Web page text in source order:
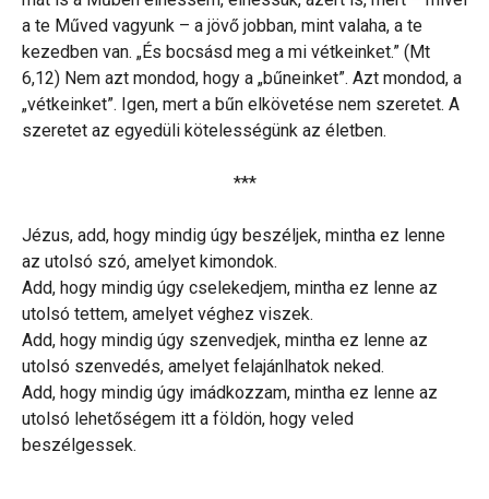
a te Műved vagyunk – a jövő jobban, mint valaha, a te
kezedben van. „És bocsásd meg a mi vétkeinket.” (Mt
6,12) Nem azt mondod, hogy a „bűneinket”. Azt mondod, a
„vétkeinket”. Igen, mert a bűn elkövetése nem szeretet. A
szeretet az egyedüli kötelességünk az életben.
***
Jézus, add, hogy mindig úgy beszéljek, mintha ez lenne
az utolsó szó, amelyet kimondok.
Add, hogy mindig úgy cselekedjem, mintha ez lenne az
utolsó tettem, amelyet véghez viszek.
Add, hogy mindig úgy szenvedjek, mintha ez lenne az
utolsó szenvedés, amelyet felajánlhatok neked.
Add, hogy mindig úgy imádkozzam, mintha ez lenne az
utolsó lehetőségem itt a földön, hogy veled
beszélgessek.